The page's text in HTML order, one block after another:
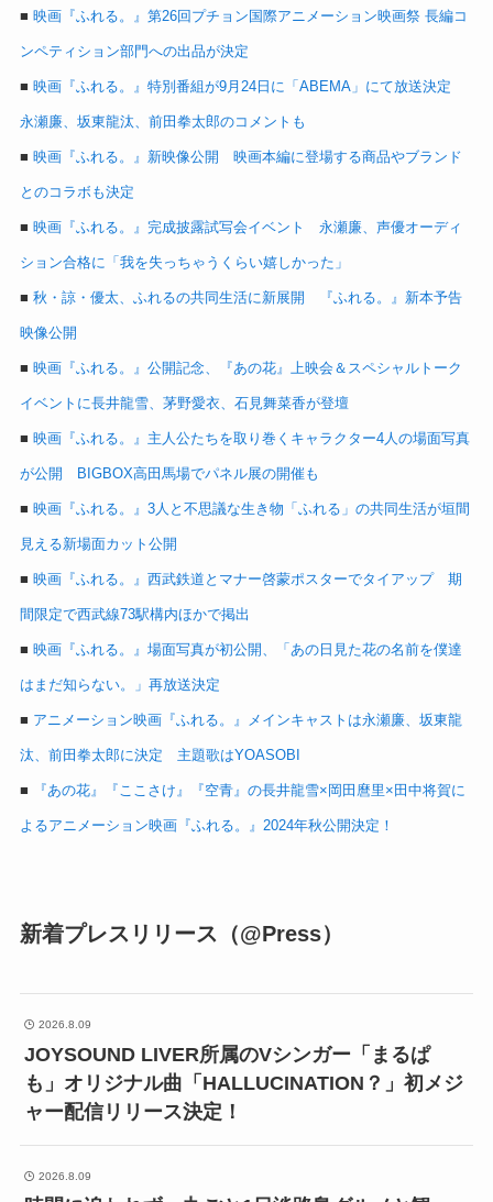
■ 映画『ふれる。』第26回プチョン国際アニメーション映画祭 長編コ
ンペティション部門への出品が決定
■ 映画『ふれる。』特別番組が9月24日に「ABEMA」にて放送決定
永瀬廉、坂東龍汰、前田拳太郎のコメントも
■ 映画『ふれる。』新映像公開 映画本編に登場する商品やブランド
とのコラボも決定
■ 映画『ふれる。』完成披露試写会イベント 永瀬廉、声優オーディ
ション合格に「我を失っちゃうくらい嬉しかった」
■ 秋・諒・優太、ふれるの共同生活に新展開 『ふれる。』新本予告
映像公開
■ 映画『ふれる。』公開記念、『あの花』上映会＆スペシャルトーク
イベントに長井龍雪、茅野愛衣、石見舞菜香が登壇
■ 映画『ふれる。』主人公たちを取り巻くキャラクター4人の場面写真
が公開 BIGBOX高田馬場でパネル展の開催も
■ 映画『ふれる。』3人と不思議な生き物「ふれる」の共同生活が垣間
見える新場面カット公開
■ 映画『ふれる。』西武鉄道とマナー啓蒙ポスターでタイアップ 期
間限定で西武線73駅構内ほかで掲出
■ 映画『ふれる。』場面写真が初公開、「あの日見た花の名前を僕達
はまだ知らない。」再放送決定
■ アニメーション映画『ふれる。』メインキャストは永瀬廉、坂東龍
汰、前田拳太郎に決定 主題歌はYOASOBI
■ 『あの花』『ここさけ』『空青』の長井龍雪×岡田麿里×田中将賀に
よるアニメーション映画『ふれる。』2024年秋公開決定！
新着プレスリリース（@Press）
2026.8.09
JOYSOUND LIVER所属のVシンガー「まるぱ
も」オリジナル曲「HALLUCINATION？」初メジ
ャー配信リリース決定！
2026.8.09